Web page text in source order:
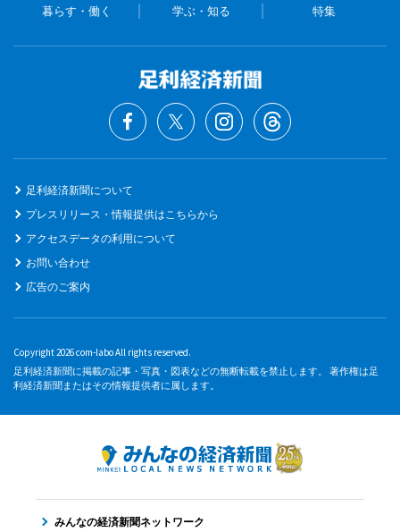
暮らす・働く 学ぶ・知る 特集
足利経済新聞について
プレスリリース・情報提供はこちらから
アクセスデータの利用について
お問い合わせ
広告のご案内
Copyright 2026 com-labo All rights reserved.
足利経済新聞に掲載の記事・写真・図表などの無断転載を禁止します。 著作権は足
利経済新聞またはその情報提供者に属します。
みんなの経済新聞ネットワーク